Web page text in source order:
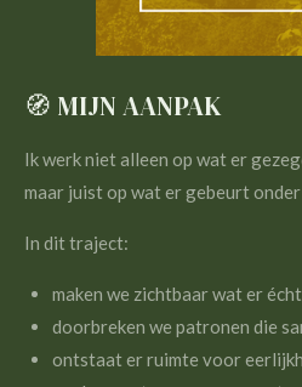
🧭 MIJN AANPAK
Ik werk niet alleen op wat er
maar juist op wat er gebeurt
In dit traject:
maken we zichtbaar wat er
doorbreken we patronen die
ontstaat er ruimte voor